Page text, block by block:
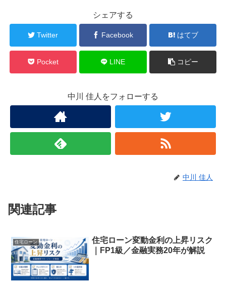
シェアする
Twitter Facebook はてブ
Pocket LINE コピー
中川 佳人をフォローする
中川 佳人
関連記事
住宅ローン
住宅ローン変動金利の上昇リスク
｜FP1級／金融実務20年が解説